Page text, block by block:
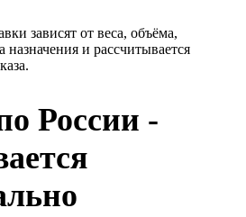
зависят от веса, объёма,
назначения и рассчитывается
России -